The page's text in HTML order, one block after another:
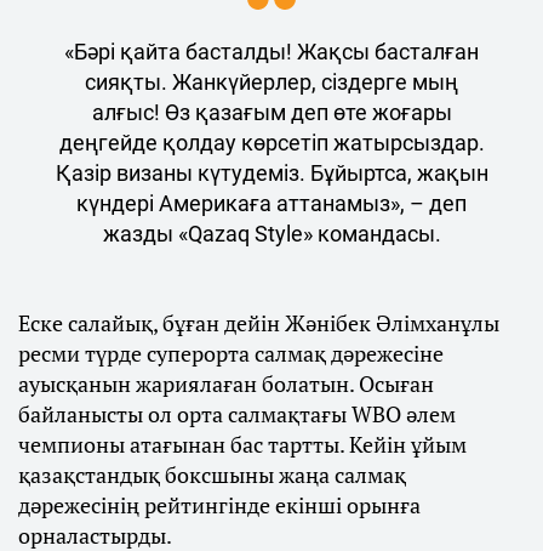
«Бәрі қайта басталды! Жақсы басталған
сияқты. Жанкүйерлер, сіздерге мың
алғыс! Өз қазағым деп өте жоғары
деңгейде қолдау көрсетіп жатырсыздар.
Қазір визаны күтудеміз. Бұйыртса, жақын
күндері Америкаға аттанамыз», – деп
жазды «Qazaq Style» командасы.
Еске салайық, бұған дейін Жәнібек Әлімханұлы
ресми түрде суперорта салмақ дәрежесіне
ауысқанын жариялаған болатын. Осыған
байланысты ол орта салмақтағы WBO әлем
чемпионы атағынан бас тартты. Кейін ұйым
қазақстандық боксшыны жаңа салмақ
дәрежесінің рейтингінде екінші орынға
орналастырды.